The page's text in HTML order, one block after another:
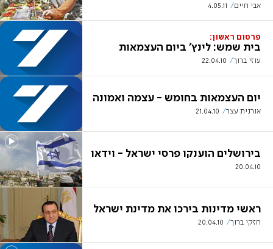
אבי חיים 4.05.11
פרסום ראשון:
בית שמש: לינץ' ביום העצמאות
עוזי ברוך 22.04.10
יום העצמאות בחומש - עצמה ואמונה
אורנית עצר 21.04.10
בירושלים הוענקו פרסי ישראל - וידאו
20.04.10
ראשי מדינות בירכו את מדינת ישראל
חזקי ברוך 20.04.10